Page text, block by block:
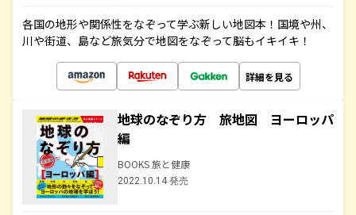
各国の地形や関係性をなぞって学ぶ新しい地図本！国境や州、
川や街道、島など旅気分で地図をなぞって脳もイキイキ！
詳細を見る
地球のなぞり方 旅地図 ヨーロッパ
編
BOOKS 旅と健康
2022.10.14 発売